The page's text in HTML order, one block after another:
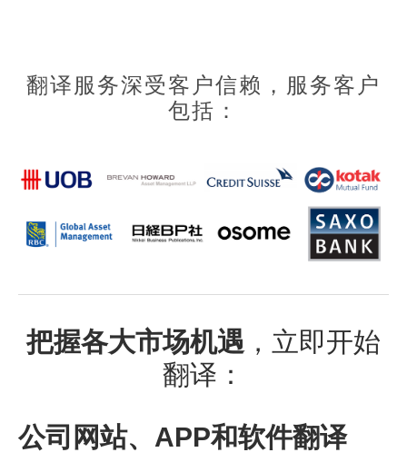
翻译服务深受客户信赖，服务客户
包括：
把握各大市场机遇 ，立即开始
翻译：
公司网站、APP和软件翻译